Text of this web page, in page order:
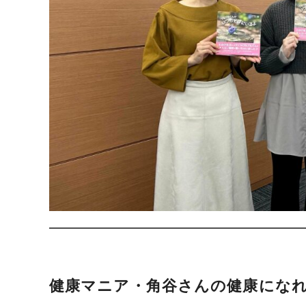
健康マニア・角谷さんの健康にな